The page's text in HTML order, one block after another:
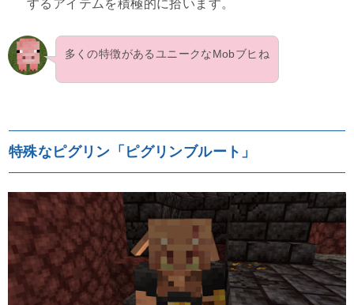
するアイテムを積極的に拾います。
多くの特徴があるユニークなMobブヒね
特殊なピグリン「ピグリンブルート」